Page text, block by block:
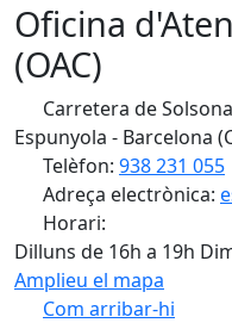
Oficina
(OAC)
Carretera de
Espunyola - Barcelona
Telèfon: 938 231 055
Adreça electrònica:
Horari:
Dilluns de 16h a 19h
Amplieu el mapa
Com arribar-hi